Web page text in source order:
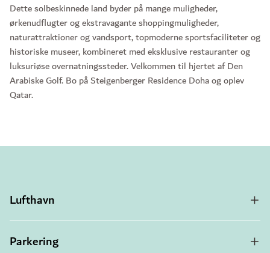
Dette solbeskinnede land byder på mange muligheder,
ørkenudflugter og ekstravagante shoppingmuligheder,
naturattraktioner og vandsport, topmoderne sportsfaciliteter og
historiske museer, kombineret med eksklusive restauranter og
luksuriøse overnatningssteder. Velkommen til hjertet af Den
Arabiske Golf. Bo på Steigenberger Residence Doha og oplev
Qatar.
Lufthavn
Parkering